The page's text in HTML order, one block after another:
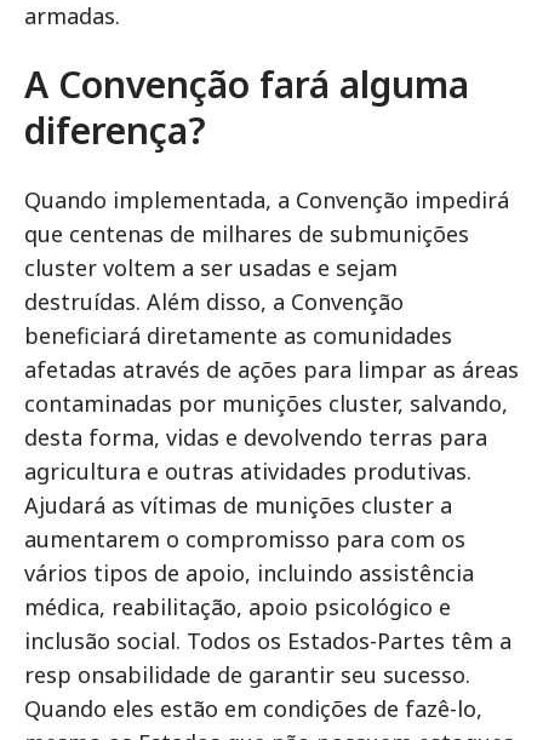
armadas.
A Convenção fará alguma
diferença?
Quando implementada, a Convenção impedirá
que centenas de milhares de submunições
cluster voltem a ser usadas e sejam
destruídas. Além disso, a Convenção
beneficiará diretamente as comunidades
afetadas através de ações para limpar as áreas
contaminadas por munições cluster, salvando,
desta forma, vidas e devolvendo terras para
agricultura e outras atividades produtivas.
Ajudará as vítimas de munições cluster a
aumentarem o compromisso para com os
vários tipos de apoio, incluindo assistência
médica, reabilitação, apoio psicológico e
inclusão social. Todos os Estados-Partes têm a
resp onsabilidade de garantir seu sucesso.
Quando eles estão em condições de fazê-lo,